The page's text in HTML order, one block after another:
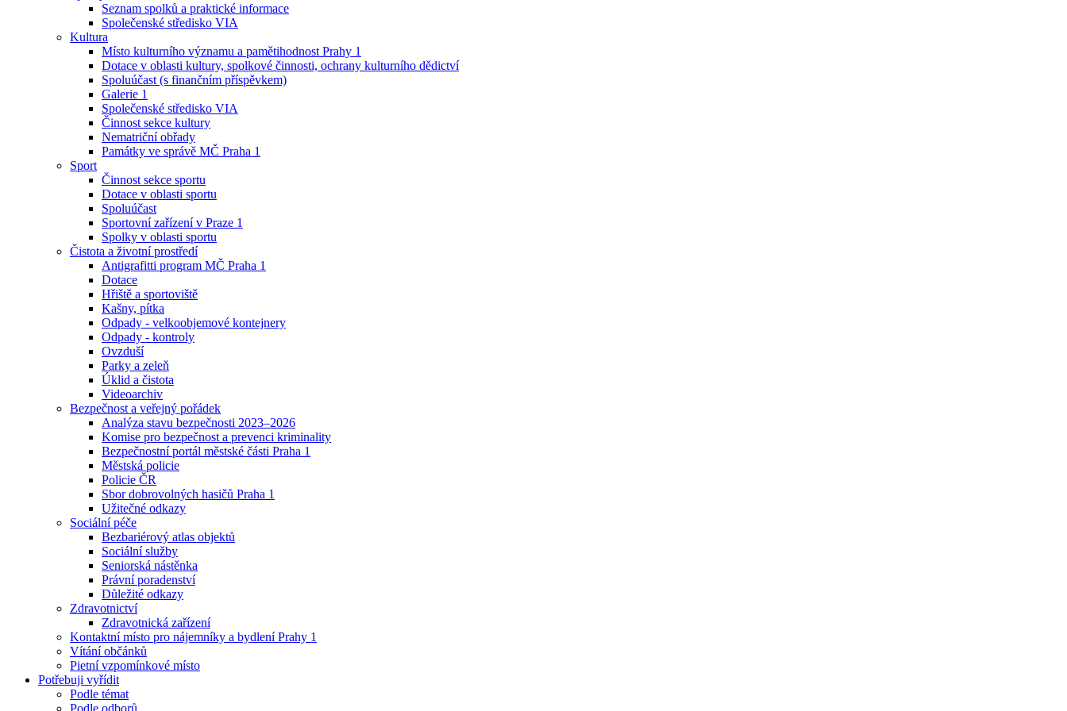
Seznam spolků a praktické informace
Společenské středisko VIA
Kultura
Místo kulturního významu a pamětihodnost Prahy 1
Dotace v oblasti kultury, spolkové činnosti, ochrany kulturního dědictví
Spoluúčast (s finančním příspěvkem)
Galerie 1
Společenské středisko VIA
Činnost sekce kultury
Nematriční obřady
Památky ve správě MČ Praha 1
Sport
Činnost sekce sportu
Dotace v oblasti sportu
Spoluúčast
Sportovní zařízení v Praze 1
Spolky v oblasti sportu
Čistota a životní prostředí
Antigrafitti program MČ Praha 1
Dotace
Hřiště a sportoviště
Kašny, pítka
Odpady - velkoobjemové kontejnery
Odpady - kontroly
Ovzduší
Parky a zeleň
Úklid a čistota
Videoarchiv
Bezpečnost a veřejný pořádek
Analýza stavu bezpečnosti 2023–2026
Komise pro bezpečnost a prevenci kriminality
Bezpečnostní portál městské části Praha 1
Městská policie
Policie ČR
Sbor dobrovolných hasičů Praha 1
Užitečné odkazy
Sociální péče
Bezbariérový atlas objektů
Sociální služby
Seniorská nástěnka
Právní poradenství
Důležité odkazy
Zdravotnictví
Zdravotnická zařízení
Kontaktní místo pro nájemníky a bydlení Prahy 1
Vítání občánků
Pietní vzpomínkové místo
Potřebuji vyřídit
Podle témat